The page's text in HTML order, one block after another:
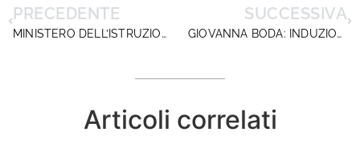
PRECEDENTE
MINISTERO DELL’ISTRUZIONE: RIUNIONE ORGANICI DIRIGENTI SCOLASTICI
SUCCESSIVA
GIOVANNA BODA: INDUZIONE AL SUICIDIO O OMICIDIO?
Articoli correlati